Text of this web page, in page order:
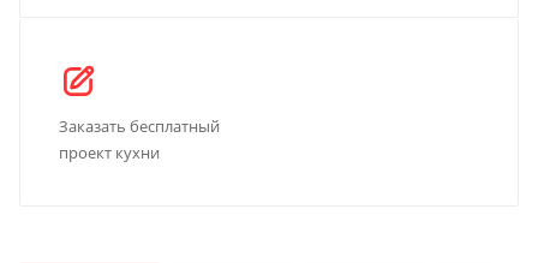
Заказать бесплатный
проект кухни